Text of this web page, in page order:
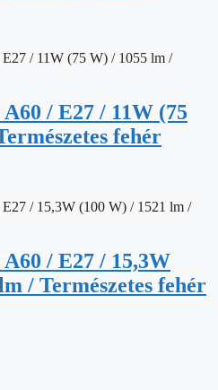
/ E27 / 11W (75
fehér
/ E27 / 15,3W
/ Természetes fehér